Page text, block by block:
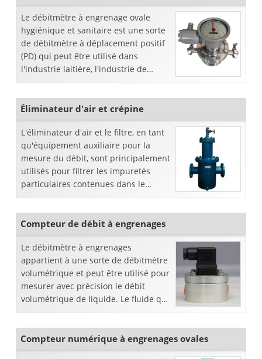
Le débitmètre à engrenage ovale
hygiénique et sanitaire est une sorte
de débitmètre à déplacement positif
(PD) qui peut être utilisé dans
l'industrie laitière, l'industrie de
transformation des aliments ou
Éliminateur d'air et crépine
L'éliminateur d'air et le filtre, en tant
qu'équipement auxiliaire pour la
mesure du débit, sont principalement
utilisés pour filtrer les impuretés
particulaires contenues dans le
liquide mesuré et peuvent séparer les
Compteur de débit à engrenages
Le débitmètre à engrenages
appartient à une sorte de débitmètre
volumétrique et peut être utilisé pour
mesurer avec précision le débit
volumétrique de liquide. Le fluide qui
coule fait s'engager et tourner
Compteur numérique à engrenages ovales